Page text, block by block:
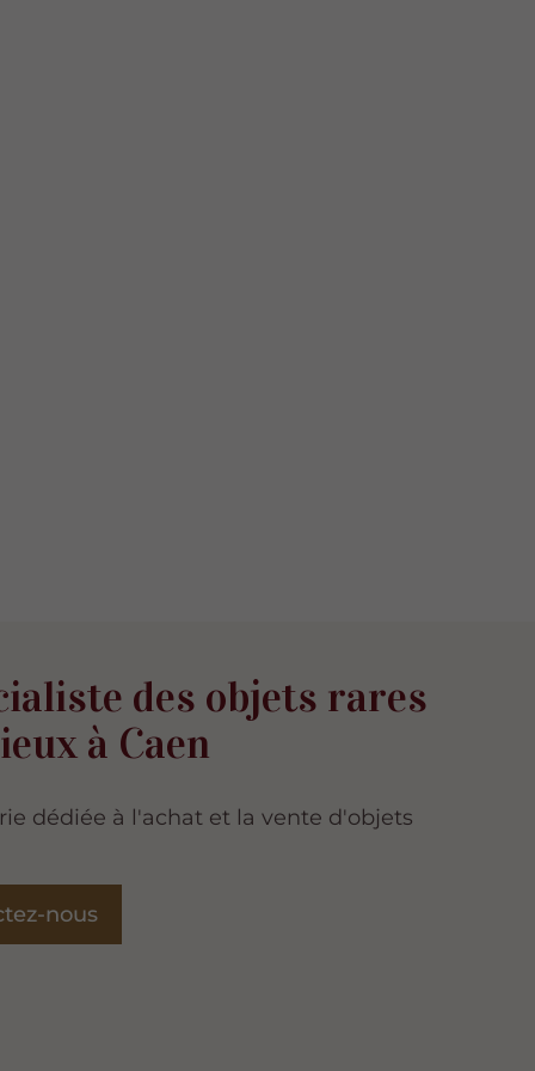
des objets rares
à Caen
dédiée à l'achat et la vente d'objets
nous